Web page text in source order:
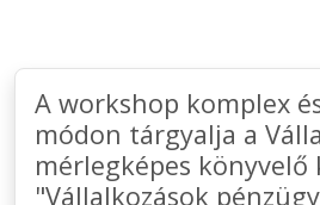
A workshop komplex
módon tárgyalja a
mérlegképes könyvelő
"Vállalkozások